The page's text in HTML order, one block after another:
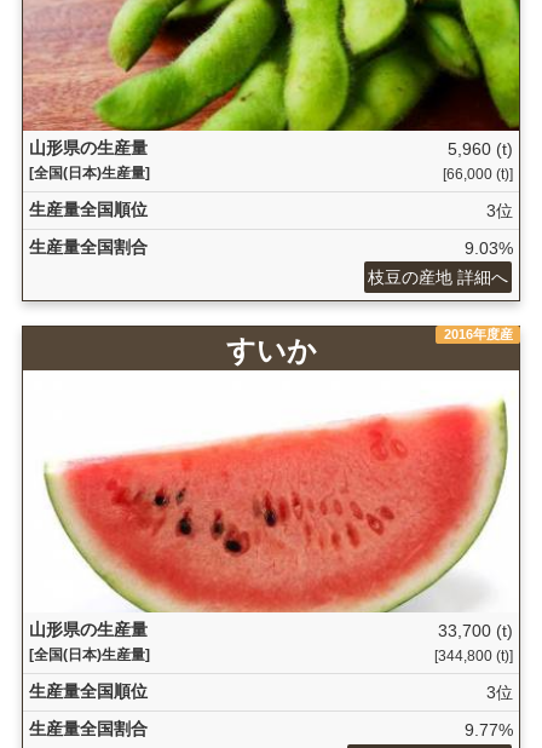
山形県の生産量
[全国(日本)生産量]
5,960 (t)
[66,000 (t)]
生産量全国順位
3位
生産量全国割合
9.03%
枝豆の産地 詳細へ
2016年度産
すいか
山形県の生産量
[全国(日本)生産量]
33,700 (t)
[344,800 (t)]
生産量全国順位
3位
生産量全国割合
9.77%